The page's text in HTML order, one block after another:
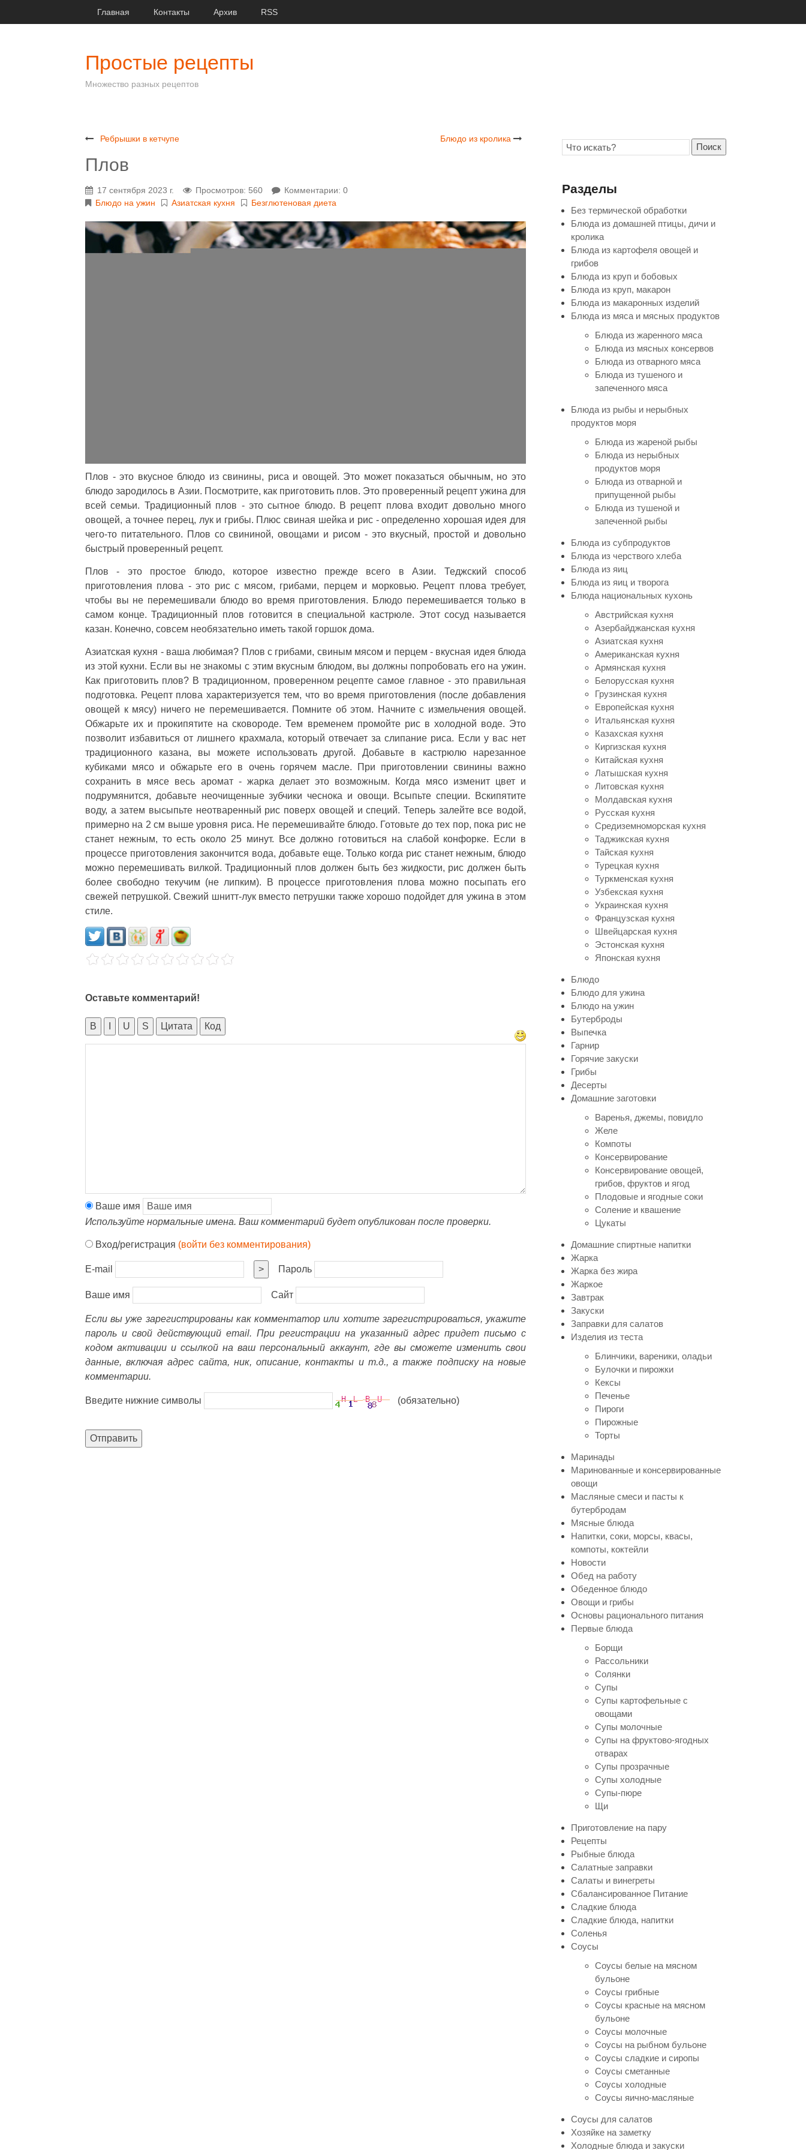
Главная Контакты Архив RSS
Простые рецепты
Множество разных рецептов
Ребрышки в кетчупе Блюдо из кролика
Плов
17 сентября 2023 г. Просмотров: 560
Комментарии: 0
Блюдо на ужин
Азиатская кухня Безглютеновая диета
Плов - это вкусное блюдо из свинины, риса и овощей. Это может показаться обычным, но это
блюдо зародилось в Азии. Посмотрите, как приготовить плов. Это проверенный рецепт ужина для
всей семьи. Традиционный плов - это сытное блюдо. В рецепт плова входит довольно много
овощей, а точнее перец, лук и грибы. Плюс свиная шейка и рис - определенно хорошая идея для
чего-то питательного. Плов со свининой, овощами и рисом - это вкусный, простой и довольно
быстрый проверенный рецепт.
Плов - это простое блюдо, которое известно прежде всего в Азии. Теджский способ
приготовления плова - это рис с мясом, грибами, перцем и морковью. Рецепт плова требует,
чтобы вы не перемешивали блюдо во время приготовления. Блюдо перемешивается только в
самом конце. Традиционный плов готовится в специальной кастрюле. Этот сосуд называется
казан. Конечно, совсем необязательно иметь такой горшок дома.
Азиатская кухня - ваша любимая? Плов с грибами, свиным мясом и перцем - вкусная идея блюда
из этой кухни. Если вы не знакомы с этим вкусным блюдом, вы должны попробовать его на ужин.
Как приготовить плов? В традиционном, проверенном рецепте самое главное - это правильная
подготовка. Рецепт плова характеризуется тем, что во время приготовления (после добавления
овощей к мясу) ничего не перемешивается. Помните об этом. Начните с измельчения овощей.
Обжарьте их и прокипятите на сковороде. Тем временем промойте рис в холодной воде. Это
позволит избавиться от лишнего крахмала, который отвечает за слипание риса. Если у вас нет
традиционного казана, вы можете использовать другой. Добавьте в кастрюлю нарезанное
кубиками мясо и обжарьте его в очень горячем масле. При приготовлении свинины важно
сохранить в мясе весь аромат - жарка делает это возможным. Когда мясо изменит цвет и
подрумянится, добавьте неочищенные зубчики чеснока и овощи. Всыпьте специи. Вскипятите
воду, а затем высыпьте неотваренный рис поверх овощей и специй. Теперь залейте все водой,
примерно на 2 см выше уровня риса. Не перемешивайте блюдо. Готовьте до тех пор, пока рис не
станет нежным, то есть около 25 минут. Все должно готовиться на слабой конфорке. Если в
процессе приготовления закончится вода, добавьте еще. Только когда рис станет нежным, блюдо
можно перемешивать вилкой. Традиционный плов должен быть без жидкости, рис должен быть
более свободно текучим (не липким). В процессе приготовления плова можно посыпать его
свежей петрушкой. Свежий шнитт-лук вместо петрушки также хорошо подойдет для ужина в этом
стиле.
Оставьте комментарий!
B U S Цитата Код
Ваше имя
Используйте нормальные имена. Ваш комментарий будет опубликован после проверки.
Вход/регистрация (войти без комментирования)
E-mail > Пароль
Ваше имя Сайт
Если вы уже зарегистрированы как комментатор или хотите зарегистрироваться, укажите
пароль и свой действующий email. При регистрации на указанный адрес придет письмо с
кодом активации и ссылкой на ваш персональный аккаунт, где вы сможете изменить свои
данные, включая адрес сайта, ник, описание, контакты и т.д., а также подписку на новые
комментарии.
Введите нижние символы (обязательно)
Отправить
Поиск
Разделы
Без термической обработки
Блюда из домашней птицы, дичи и
кролика
Блюда из картофеля овощей и
грибов
Блюда из круп и бобовых
Блюда из круп, макарон
Блюда из макаронных изделий
Блюда из мяса и мясных продуктов
Блюда из жаренного мяса
Блюда из мясных консервов
Блюда из отварного мяса
Блюда из тушеного и
запеченного мяса
Блюда из рыбы и нерыбных
продуктов моря
Блюда из жареной рыбы
Блюда из нерыбных
продуктов моря
Блюда из отварной и
припущенной рыбы
Блюда из тушеной и
запеченной рыбы
Блюда из субпродуктов
Блюда из черствого хлеба
Блюда из яиц
Блюда из яиц и творога
Блюда национальных кухонь
Австрийская кухня
Азербайджанская кухня
Азиатская кухня
Американская кухня
Армянская кухня
Белорусская кухня
Грузинская кухня
Европейская кухня
Итальянская кухня
Казахская кухня
Киргизская кухня
Китайская кухня
Латышская кухня
Литовская кухня
Молдавская кухня
Русская кухня
Средиземноморская кухня
Таджикская кухня
Тайская кухня
Турецкая кухня
Туркменская кухня
Узбекская кухня
Украинская кухня
Французская кухня
Швейцарская кухня
Эстонская кухня
Японская кухня
Блюдо
Блюдо для ужина
Блюдо на ужин
Бутерброды
Выпечка
Гарнир
Горячие закуски
Грибы
Десерты
Домашние заготовки
Варенья, джемы, повидло
Желе
Компоты
Консервирование
Консервирование овощей,
грибов, фруктов и ягод
Плодовые и ягодные соки
Соление и квашение
Цукаты
Домашние спиртные напитки
Жарка
Жарка без жира
Жаркое
Завтрак
Закуски
Заправки для салатов
Изделия из теста
Блинчики, вареники, оладьи
Булочки и пирожки
Кексы
Печенье
Пироги
Пирожные
Торты
Маринады
Маринованные и консервированные
овощи
Масляные смеси и пасты к
бутербродам
Мясные блюда
Напитки, соки, морсы, квасы,
компоты, коктейли
Новости
Обед на работу
Обеденное блюдо
Овощи и грибы
Основы рационального питания
Первые блюда
Борщи
Рассольники
Солянки
Супы
Супы картофельные с
овощами
Супы молочные
Супы на фруктово-ягодных
отварах
Супы прозрачные
Супы холодные
Супы-пюре
Щи
Приготовление на пару
Рецепты
Рыбные блюда
Салатные заправки
Салаты и винегреты
Сбалансированное Питание
Сладкие блюда
Сладкие блюда, напитки
Соленья
Соусы
Соусы белые на мясном
бульоне
Соусы грибные
Соусы красные на мясном
бульоне
Соусы молочные
Соусы на рыбном бульоне
Соусы сладкие и сиропы
Соусы сметанные
Соусы холодные
Соусы яично-масляные
Соусы для салатов
Хозяйке на заметку
Холодные блюда и закуски